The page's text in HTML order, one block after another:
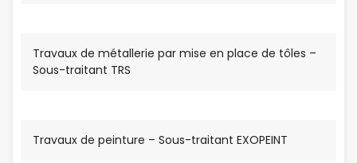
Travaux de métallerie par mise en place de tôles –
Sous-traitant TRS
Travaux de peinture – Sous-traitant EXOPEINT